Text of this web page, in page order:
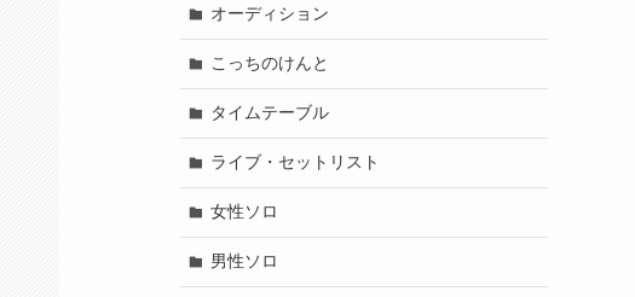
オーディション
こっちのけんと
タイムテーブル
ライブ・セットリスト
女性ソロ
男性ソロ